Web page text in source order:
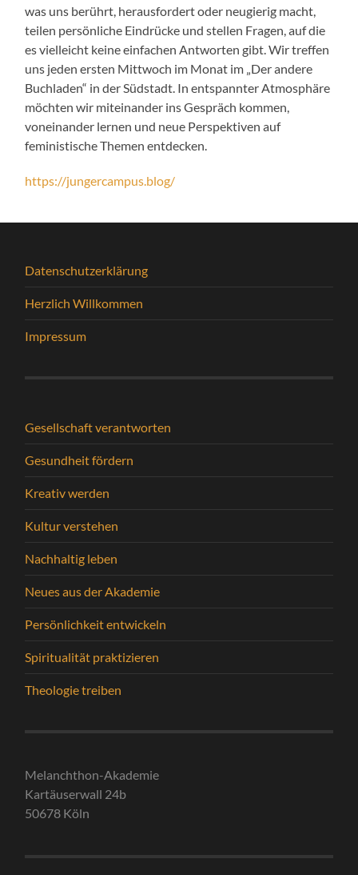
was uns berührt, herausfordert oder neugierig macht,
teilen persönliche Eindrücke und stellen Fragen, auf die
es vielleicht keine einfachen Antworten gibt. Wir treffen
uns jeden ersten Mittwoch im Monat im „Der andere
Buchladen“ in der Südstadt. In entspannter Atmosphäre
möchten wir miteinander ins Gespräch kommen,
voneinander lernen und neue Perspektiven auf
feministische Themen entdecken.
https://jungercampus.blog/
Datenschutzerklärung
Herzlich Willkommen
Impressum
Gesellschaft verantworten
Gesundheit fördern
Kreativ werden
Kultur verstehen
Nachhaltig leben
Neues aus der Akademie
Persönlichkeit entwickeln
Spiritualität praktizieren
Theologie treiben
Melanchthon-Akademie
Kartäuserwall 24b
50678 Köln